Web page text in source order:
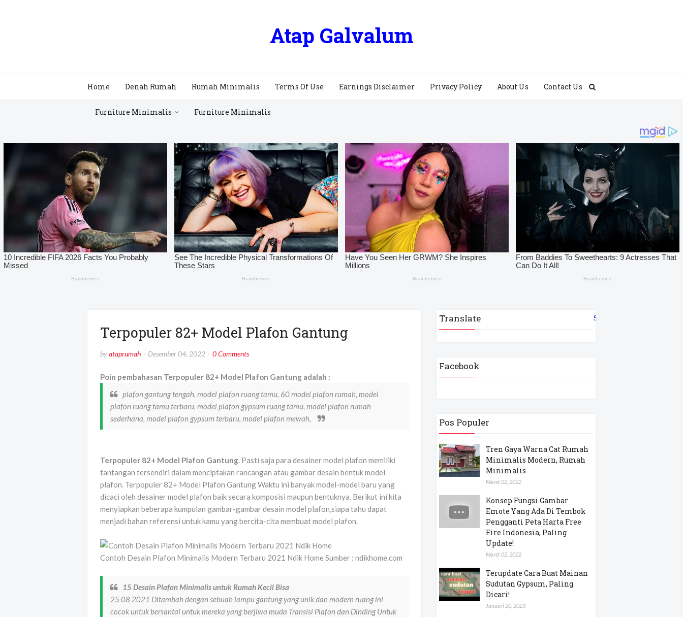
Atap Galvalum
Home Denah Rumah Rumah Minimalis Terms Of Use Earnings Disclaimer Privacy Policy About Us Contact Us
Furniture Minimalis Furniture Minimalis
Terpopuler 82+ Model Plafon Gantung
byataprumah Desember 04, 2022 0 Comments
Poin pembahasan Terpopuler 82+ Model Plafon Gantung adalah :
plafon gantung tengah, model plafon ruang tamu, 60 model plafon rumah, model
plafon ruang tamu terbaru, model plafon gypsum ruang tamu, model plafon rumah
sederhana, model plafon gypsum terbaru, model plafon mewah,
Terpopuler 82+ Model Plafon Gantung. Pasti saja para desainer model plafon memiliki
tantangan tersendiri dalam menciptakan rancangan atau gambar desain bentuk model
plafon. Terpopuler 82+ Model Plafon Gantung Waktu ini banyak model-model baru yang
dicaci oleh desainer model plafon baik secara komposisi maupun bentuknya. Berikut ini kita
menyiapkan beberapa kumpulan gambar-gambar desain model plafon,siapa tahu dapat
menjadi bahan referensi untuk kamu yang bercita-cita membuat model plafon.
Contoh Desain Plafon Minimalis Modern Terbaru 2021 Ndik Home Sumber : ndikhome.com
15 Desain Plafon Minimalis untuk Rumah Kecil Bisa
25 08 2021 Ditambah dengan sebuah lampu gantung yang unik dan modern ruang ini
cocok untuk bersantai untuk mereka yang berjiwa muda Transisi Plafon dan Dinding Untuk
Translate Select Language
Facebook
Pos Populer
Tren Gaya Warna Cat Rumah
Minimalis Modern, Rumah
Minimalis
Maret 02, 2022
Konsep Fungsi Gambar
Emote Yang Ada Di Tembok
Pengganti Peta Harta Free
Fire Indonesia, Paling
Update!
Maret 02, 2022
Terupdate Cara Buat Mainan
Sudutan Gypsum, Paling
Dicari!
Januari 20, 2023